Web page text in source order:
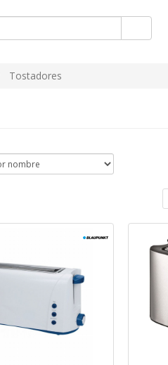
Tostadores